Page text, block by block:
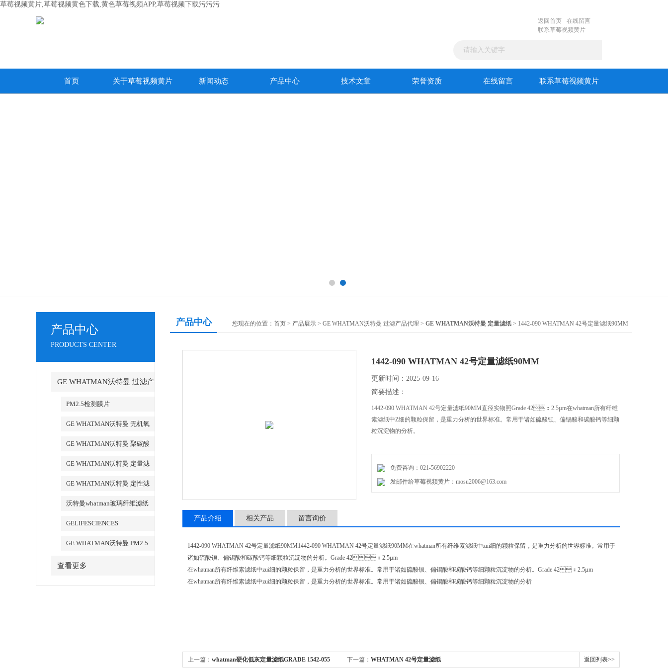
草莓视频黄片,草莓视频黄色下载,黄色草莓视频APP,草莓视频下载污污污
返回首页
在线留言
联系草莓视频黄片
首页 关于草莓视频黄片 新闻动态 产品中心 技术文章 荣誉资质 在线留言 联系草莓视频黄片
产品中心
PRODUCTS CENTER
GE WHATMAN沃特曼 过滤产
品代理PM2.5检测膜片
GE WHATMAN沃特曼 无机氧
GE WHATMAN沃特曼 聚碳酸
GE WHATMAN沃特曼 定量滤
GE WHATMAN沃特曼 定性滤
纸
沃特曼whatman玻璃纤维滤纸
GELIFESCIENCES
WHATMAN 转印记膜杂交膜
GE WHATMAN沃特曼 PM2.5
查看更多
产品中心 您现在的位置： 首页 > 产品展示 > GE WHATMAN沃特曼 过滤产品代理 > GE WHATMAN沃特曼 定量滤纸 > 1442-090 WHATMAN 42号定量滤纸90MM
1442-090 WHATMAN 42号定量滤纸90MM
更新时间：2025-09-16
简要描述：
1442-090 WHATMAN 42号定量滤纸90MM直径实物照Grade 42：2.5µm在whatman所有纤维
素滤纸中Z细的颗粒保留，是重力分析的世界标准。常用于诸如硫酸钡、偏锡酸和碳酸钙等细颗
粒沉淀物的分析。
免费咨询：021-56902220
发邮件给草莓视频黄片：mosu2006@163.com
产品介绍 相关产品 留言询价
1442-090 WHATMAN 42号定量滤纸90MM1442-090 WHATMAN 42号定量滤纸90MM在whatman所有纤维素滤纸中zui细的颗粒保留，是重力分析的世界标准。常用于
诸如硫酸钡、偏锡酸和碳酸钙等细颗粒沉淀物的分析。Grade 42：2.5µm
在whatman所有纤维素滤纸中zui细的颗粒保留，是重力分析的世界标准。常用于诸如硫酸钡、偏锡酸和碳酸钙等细颗粒沉淀物的分析。Grade 42：2.5µm
在whatman所有纤维素滤纸中zui细的颗粒保留，是重力分析的世界标准。常用于诸如硫酸钡、偏锡酸和碳酸钙等细颗粒沉淀物的分析
上一篇： whatman硬化低灰定量滤纸GRADE 1542-055 下一篇： WHATMAN 42号定量滤纸 返回列表>>